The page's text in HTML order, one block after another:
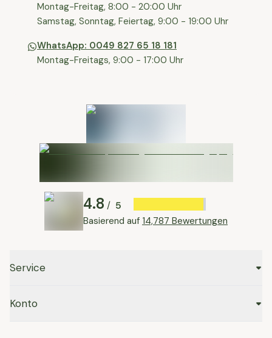
⁠Montag-Freitag, 8:00 - 20:00 Uhr
⁠Samstag, Sonntag, Feiertag, 9:00 - 19:00 Uhr
WhatsApp: 0049 827 65 18 181
Montag-Freitags, 9:00 - 17:00 Uhr
4.8 / 5
Basierend auf 14,787 Bewertungen
Service
Konto